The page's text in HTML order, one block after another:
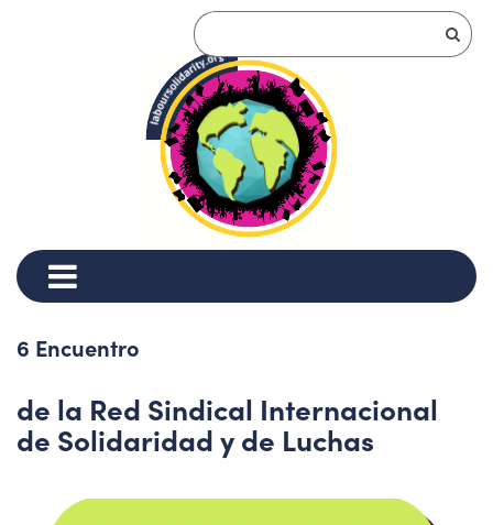
6 Encuentro
de la Red Sindical Internacional
de Solidaridad y de Luchas